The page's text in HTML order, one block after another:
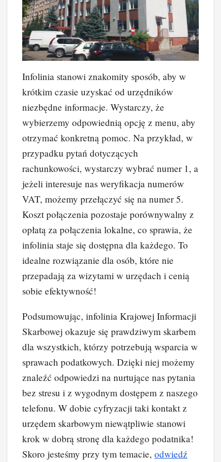
Infolinia stanowi znakomity sposób, aby w
krótkim czasie uzyskać od urzędników
niezbędne informacje. Wystarczy, że
wybierzemy odpowiednią opcję z menu, aby
otrzymać konkretną pomoc. Na przykład, w
przypadku pytań dotyczących
rachunkowości, wystarczy wybrać numer 1, a
jeżeli interesuje nas weryfikacja numerów
VAT, możemy przełączyć się na numer 5.
Koszt połączenia pozostaje porównywalny z
opłatą za połączenia lokalne, co sprawia, że
infolinia staje się dostępna dla każdego. To
idealne rozwiązanie dla osób, które nie
przepadają za wizytami w urzędach i cenią
sobie efektywność!
Podsumowując, infolinia Krajowej Informacji
Skarbowej okazuje się prawdziwym skarbem
dla wszystkich, którzy potrzebują wsparcia w
sprawach podatkowych. Dzięki niej możemy
znaleźć odpowiedzi na nurtujące nas pytania
bez stresu i z wygodnym dostępem z naszego
telefonu. W dobie cyfryzacji taki kontakt z
urzędem skarbowym niewątpliwie stanowi
krok w dobrą stronę dla każdego podatnika!
Skoro jesteśmy przy tym temacie, odwiedź